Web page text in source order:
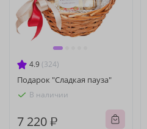
4.9 (324)
Подарок "Сладкая пауза"
В наличии
7 220 ₽